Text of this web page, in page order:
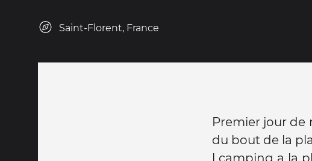
Saint-Florent, France
Premier jour de
du bout de la